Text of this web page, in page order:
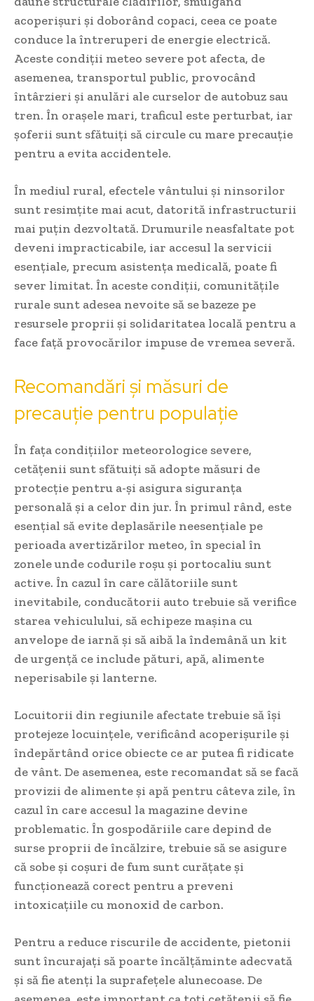
acoperișuri și doborând copaci, ceea ce poate
conduce la întreruperi de energie electrică.
Aceste condiții meteo severe pot afecta, de
asemenea, transportul public, provocând
întârzieri și anulări ale curselor de autobuz sau
tren. În orașele mari, traficul este perturbat, iar
șoferii sunt sfătuiți să circule cu mare precauție
pentru a evita accidentele.
În mediul rural, efectele vântului și ninsorilor
sunt resimțite mai acut, datorită infrastructurii
mai puțin dezvoltată. Drumurile neasfaltate pot
deveni impracticabile, iar accesul la servicii
esențiale, precum asistența medicală, poate fi
sever limitat. În aceste condiții, comunitățile
rurale sunt adesea nevoite să se bazeze pe
resursele proprii și solidaritatea locală pentru a
face față provocărilor impuse de vremea severă.
Recomandări și măsuri de
precauție pentru populație
În fața condițiilor meteorologice severe,
cetățenii sunt sfătuiți să adopte măsuri de
protecție pentru a-și asigura siguranța
personală și a celor din jur. În primul rând, este
esențial să evite deplasările neesențiale pe
perioada avertizărilor meteo, în special în
zonele unde codurile roșu și portocaliu sunt
active. În cazul în care călătoriile sunt
inevitabile, conducătorii auto trebuie să verifice
starea vehiculului, să echipeze mașina cu
anvelope de iarnă și să aibă la îndemână un kit
de urgență ce include pături, apă, alimente
neperisabile și lanterne.
Locuitorii din regiunile afectate trebuie să își
protejeze locuințele, verificând acoperișurile și
îndepărtând orice obiecte ce ar putea fi ridicate
de vânt. De asemenea, este recomandat să se facă
provizii de alimente și apă pentru câteva zile, în
cazul în care accesul la magazine devine
problematic. În gospodăriile care depind de
surse proprii de încălzire, trebuie să se asigure
că sobe și coșuri de fum sunt curățate și
funcționează corect pentru a preveni
intoxicațiile cu monoxid de carbon.
Pentru a reduce riscurile de accidente, pietonii
sunt încurajați să poarte încălțăminte adecvată
și să fie atenți la suprafețele alunecoase. De